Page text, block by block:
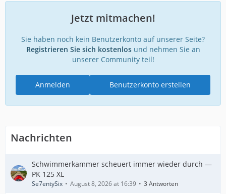
Jetzt mitmachen!
Sie haben noch kein Benutzerkonto auf unserer Seite?
Registrieren Sie sich kostenlosund nehmen Sie an
unserer Community teil!
Benutzerkonto erstellen
Anmelden
Nachrichten
Schwimmerkammer scheuert immer wieder durch —
PK 125 XL
Se7entySix August 8, 2026 at 16:39 3 Antworten